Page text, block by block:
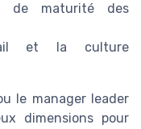
de maturité des
et la culture
le manager leader
dimensions pour